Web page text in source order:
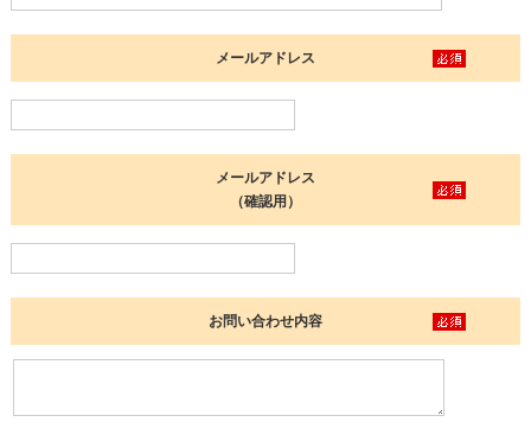
メールアドレス
メールアドレス
（確認用）
お問い合わせ内容